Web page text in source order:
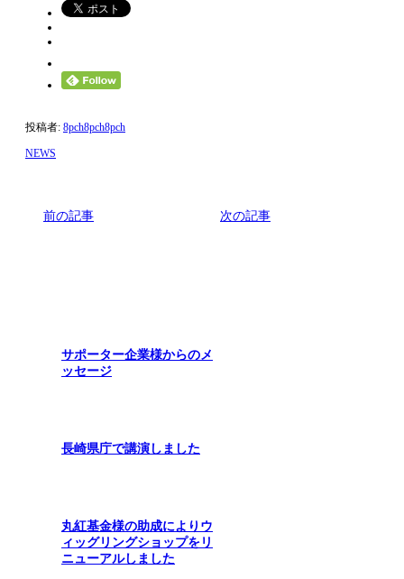
投稿者: 8pch8pch8pch
NEWS
前の記事 次の記事
サポーター企業様からのメ
ッセージ
長崎県庁で講演しました
丸紅基金様の助成によりウ
ィッグリングショップをリ
ニューアルしました